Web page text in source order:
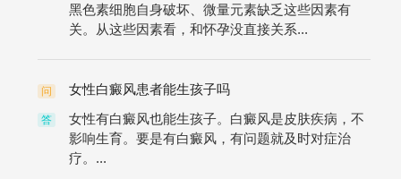
黑色素细胞自身破坏、微量元素缺乏这些因素有
关。从这些因素看，和怀孕没直接关系...
问 女性白癜风患者能生孩子吗
答
女性有白癜风也能生孩子。白癜风是皮肤疾病，不
影响生育。要是有白癜风，有问题就及时对症治
疗。...